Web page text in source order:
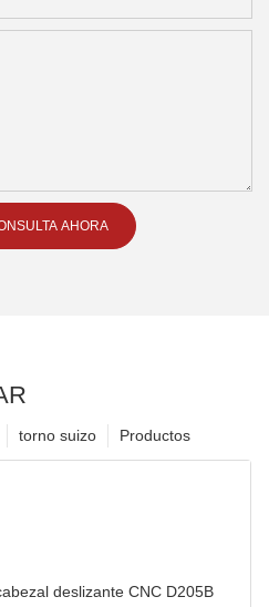
AHORA
Productos
torno suizo